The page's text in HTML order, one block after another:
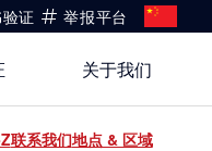
证 举报平台
关于我们
联系我们地点 & 区域